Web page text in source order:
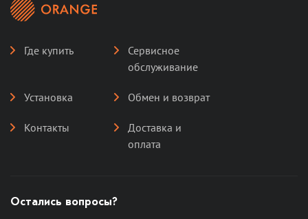
Где купить
Сервисное
обслуживание
Установка Обмен и возврат
Контакты
Доставка и
оплата
Остались вопросы?